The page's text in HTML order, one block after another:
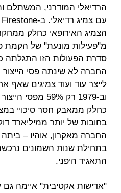
מ"פעילות מונעת" של הקמת
סדרת הפעולות הזו התגלתה
החברה לא שינתה פסי
לייצר עוד ועוד צמיגים
וב-1979 רק
בחובות של יותר ממיליארד
בתחילת שנות השמונים
התאגיד היפני.